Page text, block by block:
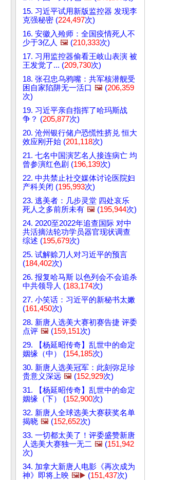
15. 习近平试用新版监控器 发现李
克强秘密 (224,497次)
16. 安徽入殓师：全国疫情死人不
少于3亿人 🖼️ (210,333次)
17. 习用监控器偷看王岐山表演 被
王发觉了... (209,730次)
18. 张召忠乌鸦嘴：共军核潜舰受
困自家陷阱无一活口 🖼️ (206,359
次)
19. 习近平亲自指挥了哈玛斯战
争？ (205,877次)
20. 沧州银行储户恐慌性挤兑 恒大
效应刚开始 (201,118次)
21. 七名中国演艺名人接连病亡 均
曾参演红色剧 (196,139次)
22. 中共禁止社交媒体讨论医院妇
产科关闭 (195,993次)
23. 逃美者：几步灵堂 四处哀乐
死人之多前所未有 🖼️ (195,944次)
24. 2020至2022年追查国际 对中
共活摘法轮功学员器官现状调查
综述 (195,679次)
25. 试解赊刀人对习近平的预言
(184,402次)
26. 报复哈马斯 以色列会不会追杀
中共领导人 (183,174次)
27. 小笑话：习近平的新秘书太嫩
(161,450次)
28. 新唐人选美大赛初赛告捷 评委
点评 🖼️ (159,151次)
29. 【杨延昭传奇】乱世中的命定
姻缘（中） (154,185次)
30. 新唐人选美冠军：此刻弥足珍
贵意义深远 🖼️ (152,929次)
31. 【杨延昭传奇】乱世中的命定
姻缘（下） (152,900次)
32. 新唐人全球选美大赛获奖名单
揭晓 🖼️ (152,652次)
33. 一切都太美了！评委盛赞新唐
人选美大赛独一无二 🖼️ (151,942
次)
34. 加拿大新唐人电影《再次成为
神》即将上映 🖼️▶️ (151,437次)